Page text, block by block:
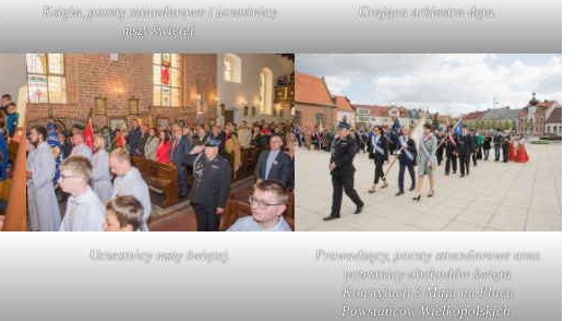
Księża, poczty sztandarowe i uczestnicy
mszy świętej.
Grająca orkiestra dęta.
Uczestnicy mszy świętej.
Prowadzący, poczty sztandarowe oraz
uczestnicy obchodów święta
Konstytucji 3 Maja na Placu
Powstańców Wielkopolskich.